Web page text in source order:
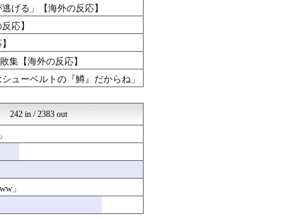
んいらっしゃい 海外...
にか反応帳
海外の反応まとめ
ニージャパン！
ークログ
ン！
お前ら 海外の反応
ア・オブ・フットボール...
んいらっしゃい 海外...
お前ら 海外の反応
NO L...
ニージャパン！
んいらっしゃい 海外...
げる」【海外の反応】
応】
集【海外の反応】
ューベルトの『鱒』だからね」
242 in / 2383 out
」